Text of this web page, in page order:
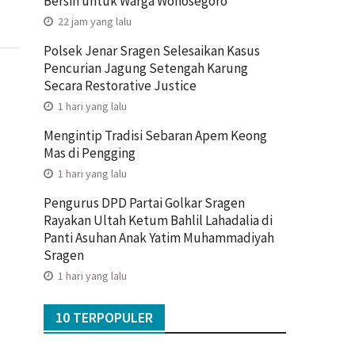
22 jam yang lalu
Polsek Jenar Sragen Selesaikan Kasus
Pencurian Jagung Setengah Karung
Secara Restorative Justice
1 hari yang lalu
Mengintip Tradisi Sebaran Apem Keong
Mas di Pengging
1 hari yang lalu
Pengurus DPD Partai Golkar Sragen
Rayakan Ultah Ketum Bahlil Lahadalia di
Panti Asuhan Anak Yatim Muhammadiyah
Sragen
1 hari yang lalu
10 TERPOPULER